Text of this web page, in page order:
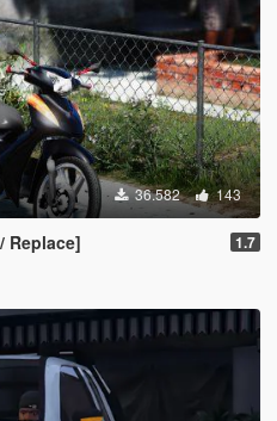
36.582 143
Replace] 1.7